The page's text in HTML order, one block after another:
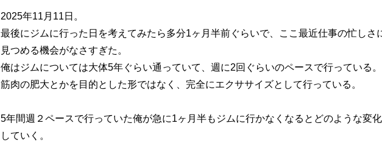
2025年11月11日。
最後にジムに行った日を考えてみたら多分1ヶ月半前ぐらいで、ここ最近仕事の忙しさ
見つめる機会がなさすぎた。
俺はジムについては大体5年ぐらい通っていて、週に2回ぐらいのペースで行っている。
筋肉の肥大とかを目的とした形ではなく、完全にエクササイズとして行っている。
5年間週２ペースで行っていた俺が急に1ヶ月半もジムに行かなくなるとどのような変
していく。